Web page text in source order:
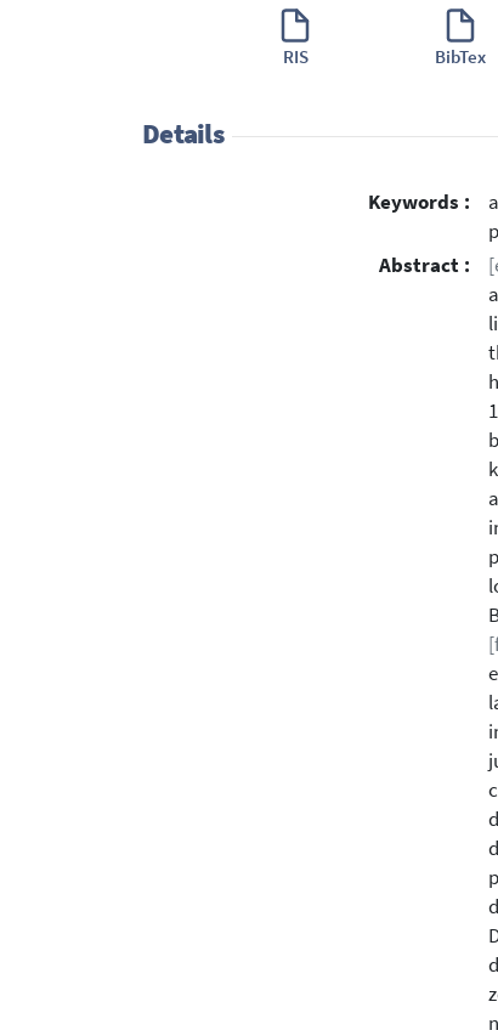
RIS BibTex
Details
Keywords :
Abstract :